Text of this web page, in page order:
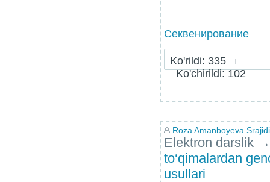
Секвенирование
Ko'rildi: 335
Ko'chirildi: 102
Roza Amanboyeva
Elektron darslik →
to‘qimalardan
usullari